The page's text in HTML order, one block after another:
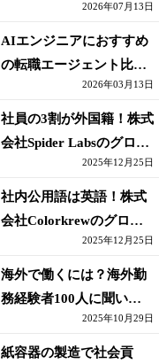
は？「代替されない人」
の条件
2026年07月13日
AIエンジニアにおすすめ
の転職エージェント比較
｜失敗しない選び方【採
点表つき】
2026年03月13日
社員の3割が外国籍！株式
会社Spider Labsのグロー
2025年12月25日
社内公用語は英語！株式
会社Colorkrewのグロー
バルかつ若手が輝く環境
2025年12月25日
海外で働くには？海外勤
務経験者100人に聞いた
おすすめ職種｜英語話せ
ないOK求人はある？
2025年10月29日
紙容器の製造で社会貢